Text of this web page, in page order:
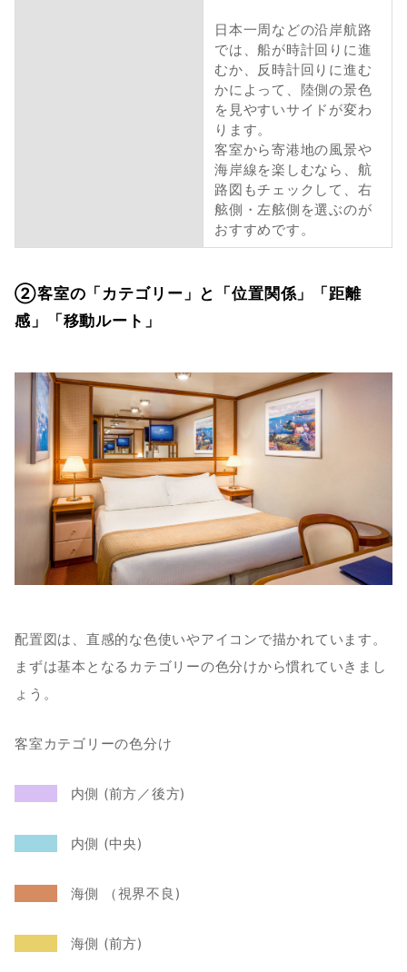
日本一周などの沿岸航路
では、船が時計回りに進
むか、反時計回りに進む
かによって、陸側の景色
を見やすいサイドが変わ
ります。
客室から寄港地の風景や
海岸線を楽しむなら、航
路図もチェックして、右
舷側・左舷側を選ぶのが
おすすめです。
②客室の「カテゴリー」と「位置関係」「距離
感」「移動ルート」
配置図は、直感的な色使いやアイコンで描かれています。
まずは基本となるカテゴリーの色分けから慣れていきまし
ょう。
客室カテゴリーの色分け
内側 (前方／後方)
内側 (中央)
   海側 （視界不良)
   海側 (前方)